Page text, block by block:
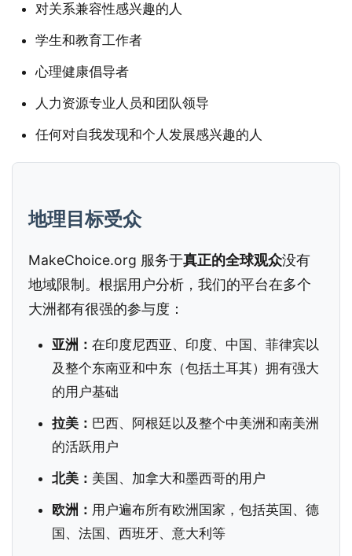
对关系兼容性感兴趣的人
学生和教育工作者
心理健康倡导者
人力资源专业人员和团队领导
任何对自我发现和个人发展感兴趣的人
地理目标受众
MakeChoice.org 服务于真正的全球观众没有
地域限制。根据用户分析，我们的平台在多个
大洲都有很强的参与度：
亚洲： 在印度尼西亚、印度、中国、菲律宾以
及整个东南亚和中东（包括土耳其）拥有强大
的用户基础
拉美： 巴西、阿根廷以及整个中美洲和南美洲
的活跃用户
北美： 美国、加拿大和墨西哥的用户
欧洲： 用户遍布所有欧洲国家，包括英国、德
国、法国、西班牙、意大利等